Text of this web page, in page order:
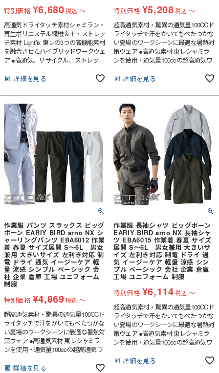
特別価格 ¥6,680税込 〜
高通気ドライタッチ素材シャミラン・
再生ポリエステル繊維＆＋・ストレッ
チ素材 Lightfix 東レの3つの高機能素材
を融合させたハイブリッドワークウェ
ア ●高通気、リサイクル、ストレッ
ブリッドワークウェア●ドライタッチ
ポケットのスレーキには通気性の良い
ドライメッシュを採用●腕を上げても
突っ張らないメカアーム仕様●野帳や
スマートフォンが入るWバーチカルポ
ケット●左利きにも対応した両袖Wペ
ン差し●ボタン・ファスナーが製品の
表に出ないスクラッチガード仕様●反
射パイピングで夜間の視認性アップ
●JIS T8118の制電機能・衣類の静電気
を外部に出すように生地に導電繊維を
織り込み、ボタン・ファスナーも樹脂
を使用
詳細を見る
特別価格 ¥5,208税込 〜
超高通気素材・驚異の通気量100CCド
ライタッチで汗をかいてもべたつかな
い夏場のワークシーンに最適な暑熱対
策ウェア ●高通気素材 東レシャミラ
ンを使用・通気量100ccの超高通気ワ
てもサラサラした着心地●ポケットス
●JIS T8118の制電機能・衣類の静電気
を外部に出すように生地に導電繊維を
織り込み、ボタン・ファスナーも樹脂
を使用
詳細を見る
作業服 パンツ スラックス ビッグ
ボーン EARIY BIRD arno NX シ
ャーリングパンツ EBA6012 作業
着 春夏 サイズ展開 S～6L 男女
兼用 大きいサイズ 左利き対応 制
電 ドライ 通気 イージーケア 軽
量 涼感 シンプル ベーシック 会
社 企業 倉庫 工場 ユニフォーム
制服
特別価格 ¥4,869税込 〜
超高通気素材・驚異の通気量100CCド
ライタッチで汗をかいてもべたつかな
い夏場のワークシーンに最適な暑熱対
策ウェア ●高通気素材 東レシャミラ
ンを使用・通気量100ccの超高通気ワ
てもサラサラした着心地●ポケットス
詳細を見る
作業服 長袖シャツ ビッグボーン
EARIY BIRD arno NX 長袖シャ
ツ EBA6015 作業着 春夏 サイズ
展開 S～6L 男女兼用 大きいサ
イズ 左利き対応 制電 ドライ 通
気 イージーケア 軽量 涼感 シン
プル ベーシック 会社 企業 倉庫
工場 ユニフォーム 制服
特別価格 ¥6,114税込 〜
超高通気素材・驚異の通気量100CCド
ライタッチで汗をかいてもべたつかな
い夏場のワークシーンに最適な暑熱対
策ウェア ●高通気素材 東レシャミラ
ンを使用・通気量100ccの超高通気ワ
てもサラサラした着心地●ボタン・フ
詳細を見る